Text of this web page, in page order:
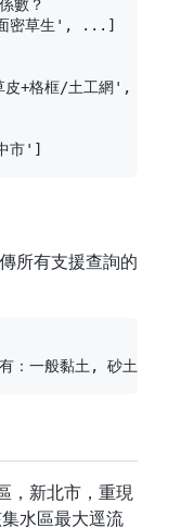
數？
密草生', ...]
皮+格框/土工網', ...]
所有支援查詢的
，新北市，重現
水區最大逕流